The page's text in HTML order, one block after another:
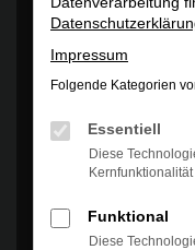
Es wird versucht, Inhalte
können Daten an Dritte
Impressum
Folgende Kategorien
Essentiell
Diese
Funktional
Diese